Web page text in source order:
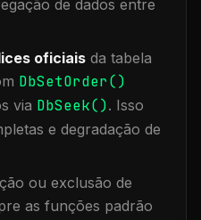
de dados entre
oficiais da tabela
DbSetOrder()
via DbSeek(). Isso
e degradação de
ou exclusão de
as funções padrão